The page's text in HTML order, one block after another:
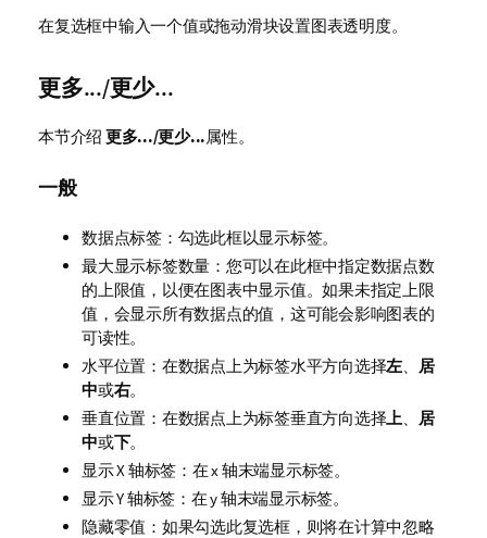
在复选框中输入一个值或拖动滑块设置图表透明度。
更多.../更少...
本节介绍 更多.../更少...属性。
一般
数据点标签：勾选此框以显示标签。
最大显示标签数量：您可以在此框中指定数据点数
的上限值，以便在图表中显示值。如果未指定上限
值，会显示所有数据点的值，这可能会影响图表的
可读性。
水平位置：在数据点上为标签水平方向选择左、 居
中或右。
垂直位置：在数据点上为标签垂直方向选择上、 居
中或下。
显示 X 轴标签：在 x 轴末端显示标签。
显示 Y 轴标签：在 y 轴末端显示标签。
隐藏零值：如果勾选此复选框，则将在计算中忽略